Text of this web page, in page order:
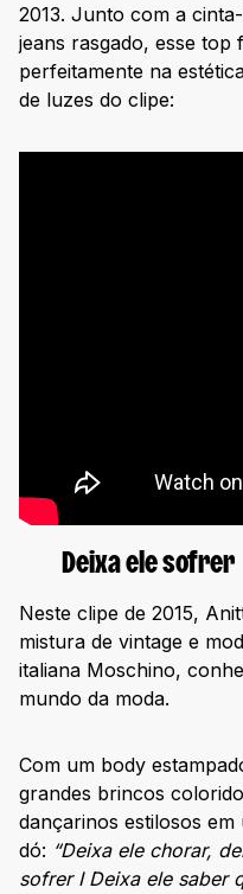
2013. Junto com a
jeans rasgado, esse top
perfeitamente na
de luzes do clipe:
Deixa ele sofrer
Neste clipe de 2015,
mistura de vintage e
italiana Moschino,
mundo da moda.
Com um body
grandes brincos
dançarinos estilosos
dó: “Deixa ele chorar,
sofrer I Deixa ele saber